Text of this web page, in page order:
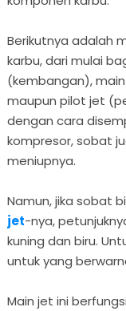
Berikutnya adalah
karbu, dari mulai
(kembangan),
maupun pilot jet
dengan cara
kompresor, sobat
meniupnya.
Namun, jika sobat
jet-nya,
kuning dan biru.
untuk yang
Main jet ini